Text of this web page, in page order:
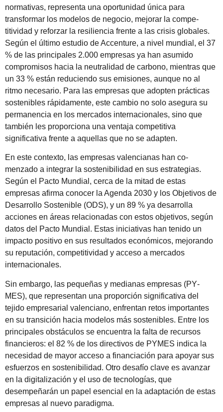
normativas, representa una oportunidad única para
transformar los modelos de negocio, mejorar la compe­
titividad y reforzar la resiliencia frente a las crisis glo­bales.
Según el último estudio de Accenture, a nivel mundial, el 37
% de las principales 2.000 empresas ya han asumido
compromisos hacia la neutra­lidad de carbono, mientras que
un 33 % están reducien­do sus emisiones, aunque no al
ritmo necesario. Para las empresas que adopten prácticas
sostenibles rápi­damente, este cambio no solo asegura su
permanencia en los mercados internacionales, sino que
también les proporciona una ventaja competitiva
significativa frente a aquellas que no se adapten.
En este contexto, las empresas valencianas han co­
menzado a integrar la sostenibilidad en sus estrategias.
Según el Pacto Mundial, cerca de la mitad de estas
empresas afirma conocer la Agenda 2030 y los Objetivos de
Desarrollo Sostenible (ODS), y un 89 % ya desarrolla
acciones en áreas relacio­nadas con estos objetivos, según
datos del Pacto Mun­dial. Estas iniciativas han tenido un
impacto positivo en sus resultados económicos, mejorando
su reputación, competitividad y acceso a mercados
internacionales.
Sin embargo, las pequeñas y medianas empresas (PY­
MES), que representan una proporción significativa del
tejido empresarial valenciano, enfrentan retos impor­tantes
en su transición hacia modelos más sostenibles. Entre los
principales obstáculos se encuentra la falta de recursos
financieros: el 82 % de los directivos de PYMES indica la
necesidad de mayor acceso a financiación para apoyar sus
esfuerzos en sostenibilidad. Otro desafío cla­ve es avanzar
en la digitalización y el uso de tecnologías, que
desempeñarán un papel esencial en la adaptación de estas
empresas al nuevo paradigma.